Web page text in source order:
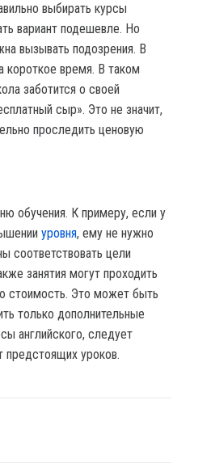
выбирать курсы
вариант подешевле. Но
вызывать подозрения. В
короткое время. В таком
заботится о своей
сыр». Это не значит,
проследить ценовую
обучения. К примеру, если у
уровня, ему не нужно
соответствовать цели
занятия могут проходить
стоимость. Это может быть
только дополнительные
английского, следует
предстоящих уроков.